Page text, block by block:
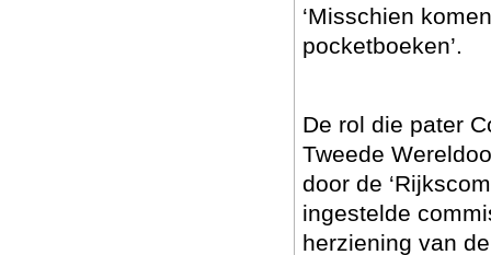
‘Misschien
pocketboeken’.
De rol die pater
Tweede
door de
ingestelde
herziening van